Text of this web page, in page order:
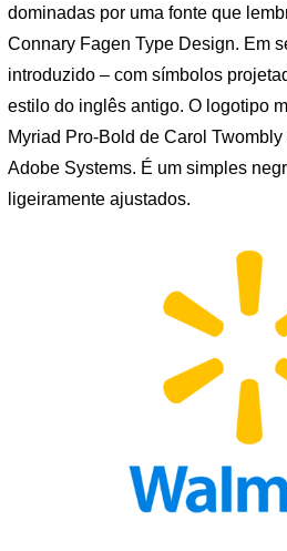
dominadas por uma fonte que
Connary Fagen Type Design. Em
introduzido – com símbolos
estilo do inglês antigo. O logotipo
Myriad Pro-Bold de Carol
Adobe Systems. É um simples
ligeiramente ajustados.